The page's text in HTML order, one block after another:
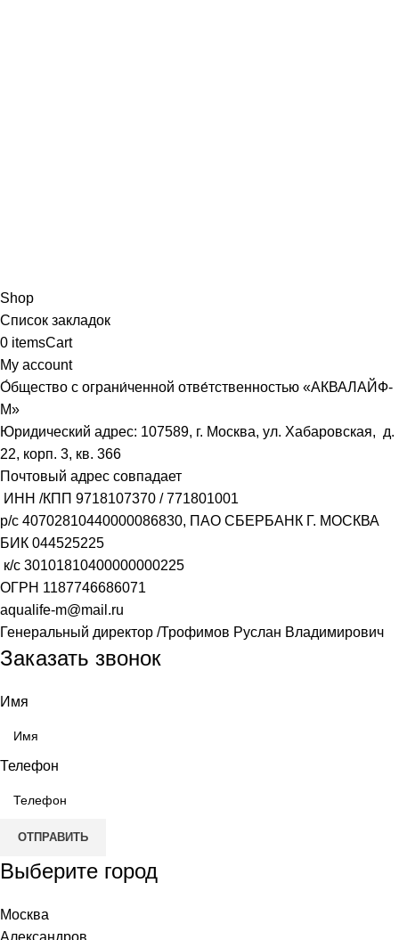
Shop
Список закладок
0 itemsCart
My account
О́бщество с ограни́ченной отве́тственностью «АКВАЛАЙФ-
М»
Юридический адрес: 107589, г. Москва, ул. Хабаровская, д.
22, корп. 3, кв. 366
Почтовый адрес совпадает
ИНН /КПП 9718107370 /771801001
р/с 40702810440000086830, ПАО СБЕРБАНК Г. МОСКВА
БИК 044525225
к/с 30101810400000000225
ОГРН 1187746686071
aqualife-m@mail.ru
Генеральный директор /Трофимов Руслан Владимирович
Заказать звонок
Имя
Телефон
ОТПРАВИТЬ
Выберите город
Москва
Александров